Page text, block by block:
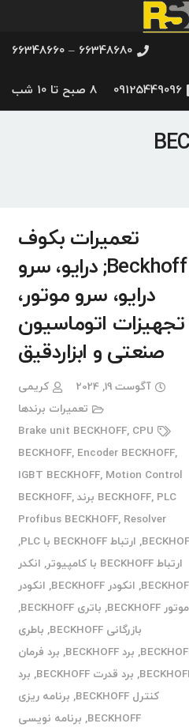
66348680 – 66348660
09125449096 8 صبح تا 10 شب
تعمیرات بکوف
Beckhoff; درایو، سرو
درایو، سرو موتور،
تجهیزات اتوماسیون
صنعتی و ابزاردقیق
آگوست 19, 2024
کریمی
تعمیرات برندها
Brake unit BECKHOFF, CPU
BECKHOFF, Encoder BECKHOFF,
IGBT BECKHOFF, Motion Control
BECKHOFF, PLC برند BECKHOFF
,
Profibus BECKHOFF, Resolver
, ارتباط BECKHOFF با PLC
,
ارتباط BECKHOFF با کامپیوتر
, انکدر
, انکودر BECKHOFF , انکودر
موتور BECKHOFF
, باتری BECKHOFF
,
بازرگانی BECKHOFF
, باطری
, برد BECKHOFF , برد فرمان
, برد قدرت BECKHOFF , برد
کنترل BECKHOFF
, برنامه ریزی
BECKHOFF
, برنامه نویسی